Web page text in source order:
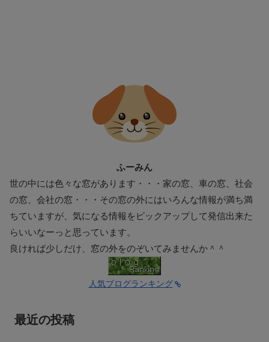
ふーみん
世の中には色々な窓があります・・・家の窓、車の窓、社会
の窓、会社の窓・・・その窓の外にはいろんな情報が満ち満
ちていますが、気になる情報をピックアップして発信出来た
らいいなーっと思っています。
良ければ少しだけ、窓の外をのぞいてみませんか＾＾
人気ブログランキング
最近の投稿